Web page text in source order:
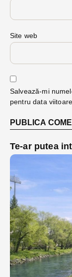
Site web
Salvează-mi
pentru data
Te-ar putea